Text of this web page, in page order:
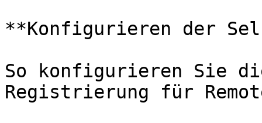
**Konfigurieren der
So konfigurieren Sie
Registrierung für